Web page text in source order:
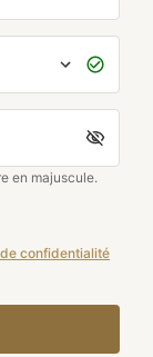
en majuscule.
confidentialité